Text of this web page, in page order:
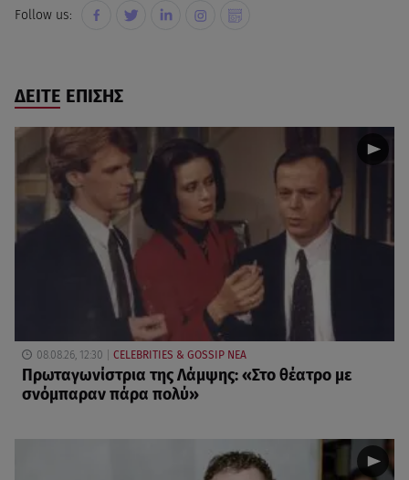
Follow us:
ΔΕΙΤΕ ΕΠΙΣΗΣ
08.08.26, 12:30 CELEBRITIES & GOSSIP ΝΕΑ
Πρωταγωνίστρια της Λάμψης: «Στο θέατρο με
σνόμπαραν πάρα πολύ»